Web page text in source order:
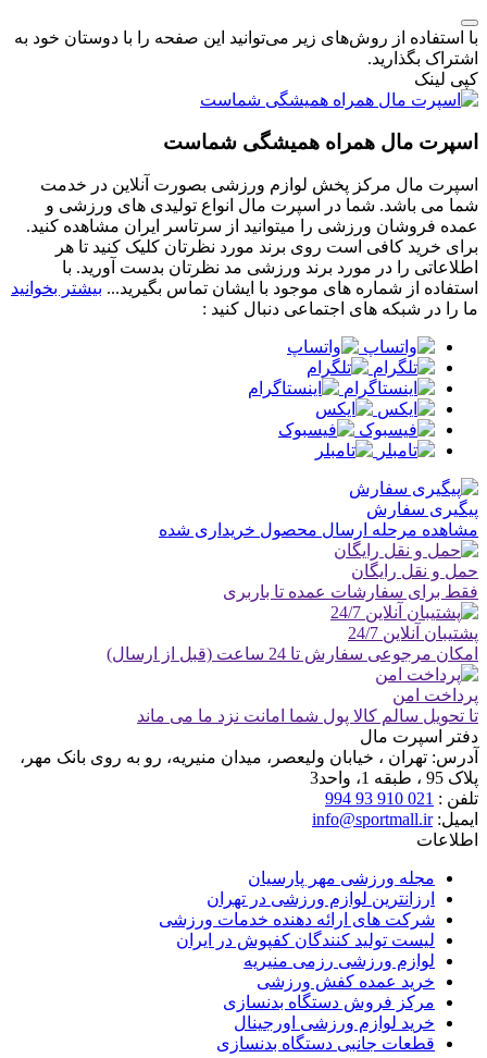
با استفاده از روش‌های زیر می‌توانید این صفحه را با دوستان خود به
اشتراک بگذارید.
کپی لینک
اسپرت مال همراه همیشگی شماست
اسپرت مال مرکز پخش لوازم ورزشی بصورت آنلاین در خدمت
شما می باشد. شما در اسپرت مال انواع تولیدی های ورزشی و
عمده فروشان ورزشی را میتوانید از سرتاسر ایران مشاهده کنید.
برای خرید کافی است روی برند مورد نظرتان کلیک کنید تا هر
اطلاعاتی را در مورد برند ورزشی مد نظرتان بدست آورید. با
استفاده از شماره های موجود با ایشان تماس بگیرید... بیشتر بخوانید
ما را در شبکه های اجتماعی دنبال کنید :
پیگیری سفارش
مشاهده مرحله ارسال محصول خریداری شده
حمل و نقل رایگان
فقط برای سفارشات عمده تا باربری
پشتیبان آنلاین 24/7
امکان مرجوعی سفارش تا 24 ساعت (قبل از ارسال)
پرداخت امن
تا تحویل سالم کالا پول شما امانت نزد ما می ماند
دفتر اسپرت مال
آدرس: تهران ، خیابان ولیعصر، میدان منیریه، رو به روی بانک مهر،
پلاک 95 ، طبقه 1، واحد3
تلفن : 021 910 93 994
ایمیل:info@sportmall.ir
اطلاعات
مجله ورزشی مهر پارسیان
ارزانترین لوازم ورزشی در تهران
شرکت های ارائه دهنده خدمات ورزشی
لیست تولید کنندگان کفپوش در ایران
لوازم ورزشی رزمی منیریه
خرید عمده کفش ورزشی
مرکز فروش دستگاه بدنسازی
خرید لوازم ورزشی اورجینال
قطعات جانبی دستگاه بدنسازی